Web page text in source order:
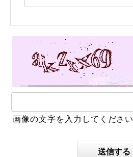
画像の文字を入力してください
送信する